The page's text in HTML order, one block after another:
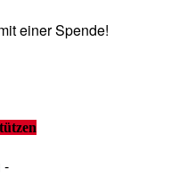
einer Spende!
-